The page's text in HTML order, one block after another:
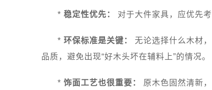
* 稳定性优先： 对于大件家具，应优先
* 环保标准是关键： 无论选择什么木材
品质，避免出现“好木头坏在辅料上”的情况。
* 饰面工艺也很重要： 原木色固然清新